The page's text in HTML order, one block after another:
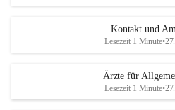
Kontakt und
Lesezeit 1 Minute•
Ärzte für
Lesezeit 1 Minute•